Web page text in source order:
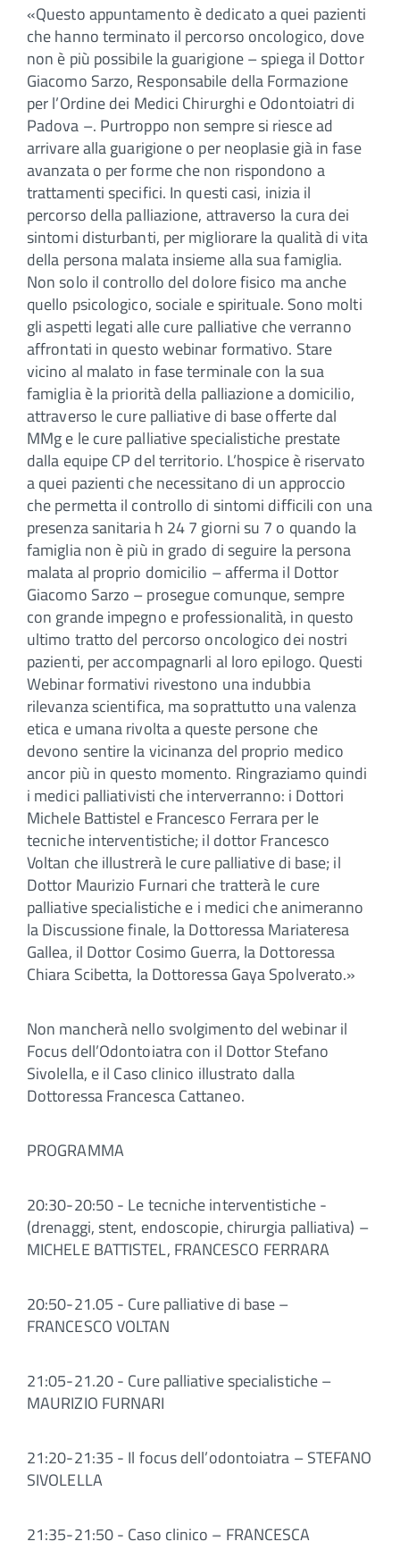
«Questo appuntamento è dedicato a quei pazienti
che hanno terminato il percorso oncologico, dove
non è più possibile la guarigione – spiega il Dottor
Giacomo Sarzo, Responsabile della Formazione
per l’Ordine dei Medici Chirurghi e Odontoiatri di
Padova –. Purtroppo non sempre si riesce ad
arrivare alla guarigione o per neoplasie già in fase
avanzata o per forme che non rispondono a
trattamenti specifici. In questi casi, inizia il
percorso della palliazione, attraverso la cura dei
sintomi disturbanti, per migliorare la qualità di vita
della persona malata insieme alla sua famiglia.
Non solo il controllo del dolore fisico ma anche
quello psicologico, sociale e spirituale. Sono molti
gli aspetti legati alle cure palliative che verranno
affrontati in questo webinar formativo. Stare
vicino al malato in fase terminale con la sua
famiglia è la priorità della palliazione a domicilio,
attraverso le cure palliative di base offerte dal
MMg e le cure palliative specialistiche prestate
dalla equipe CP del territorio. L’hospice è riservato
a quei pazienti che necessitano di un approccio
che permetta il controllo di sintomi difficili con una
presenza sanitaria h 24 7 giorni su 7 o quando la
famiglia non è più in grado di seguire la persona
malata al proprio domicilio – afferma il Dottor
Giacomo Sarzo – prosegue comunque, sempre
con grande impegno e professionalità, in questo
ultimo tratto del percorso oncologico dei nostri
pazienti, per accompagnarli al loro epilogo. Questi
Webinar formativi rivestono una indubbia
rilevanza scientifica, ma soprattutto una valenza
etica e umana rivolta a queste persone che
devono sentire la vicinanza del proprio medico
ancor più in questo momento. Ringraziamo quindi
i medici palliativisti che interverranno: i Dottori
Michele Battistel e Francesco Ferrara per le
tecniche interventistiche; il dottor Francesco
Voltan che illustrerà le cure palliative di base; il
Dottor Maurizio Furnari che tratterà le cure
palliative specialistiche e i medici che animeranno
la Discussione finale, la Dottoressa Mariateresa
Gallea, il Dottor Cosimo Guerra, la Dottoressa
Chiara Scibetta, la Dottoressa Gaya Spolverato.»
Non mancherà nello svolgimento del webinar il
Focus dell’Odontoiatra con il Dottor Stefano
Sivolella, e il Caso clinico illustrato dalla
Dottoressa Francesca Cattaneo.
PROGRAMMA
20:30-20:50 - Le tecniche interventistiche -
(drenaggi, stent, endoscopie, chirurgia palliativa) –
MICHELE BATTISTEL, FRANCESCO FERRARA
20:50-21.05 - Cure palliative di base –
FRANCESCO VOLTAN
21:05-21.20 - Cure palliative specialistiche –
MAURIZIO FURNARI
21:20-21:35 - Il focus dell’odontoiatra – STEFANO
SIVOLELLA
21:35-21:50 - Caso clinico – FRANCESCA